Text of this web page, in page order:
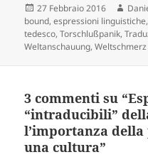
Scritto
il
27 Febbraio 2016
bound,espressioni linguistiche,
tedesco,Torschlußpanik,
Weltanschauung,Weltschmerz
3 commenti su
“intraducibili”
l’importanza
una cultura”